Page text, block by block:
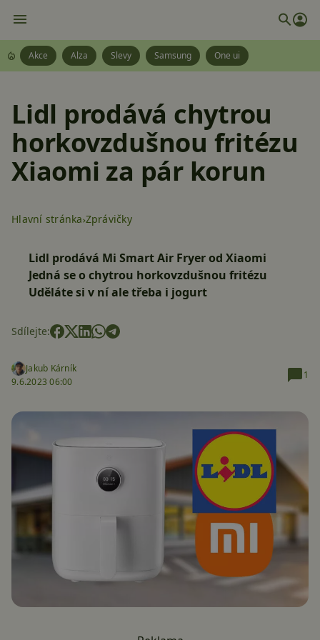
Akce Alza Slevy Samsung One ui
Lidl prodává chytrou
horkovzdušnou fritézu
Xiaomi za pár korun
Hlavní stránka Zprávičky
Lidl prodává Mi Smart Air Fryer od Xiaomi
Jedná se o chytrou horkovzdušnou fritézu
Uděláte si v ní ale třeba i jogurt
Sdílejte:
Jakub Kárník
9.6.2023 06:00
1